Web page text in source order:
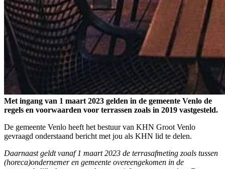
Met ingang van 1 maart 2023 gelden in de gemeente Venlo de
regels en voorwaarden voor terrassen zoals in 2019 vastgesteld.
De gemeente Venlo heeft het bestuur van KHN Groot Venlo
gevraagd onderstaand bericht met jou als KHN lid te delen.
Daarnaast geldt vanaf 1 maart 2023 de terrasafmeting zoals tussen
(horeca)ondernemer en gemeente overeengekomen in de